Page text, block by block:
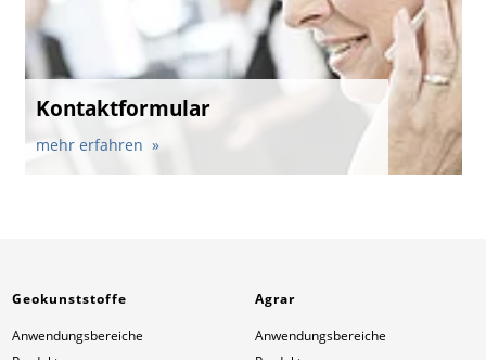
Kontaktformular
mehr erfahren
Geokunststoffe
Anwendungsbereiche
Agrar
Anwendungsbereiche